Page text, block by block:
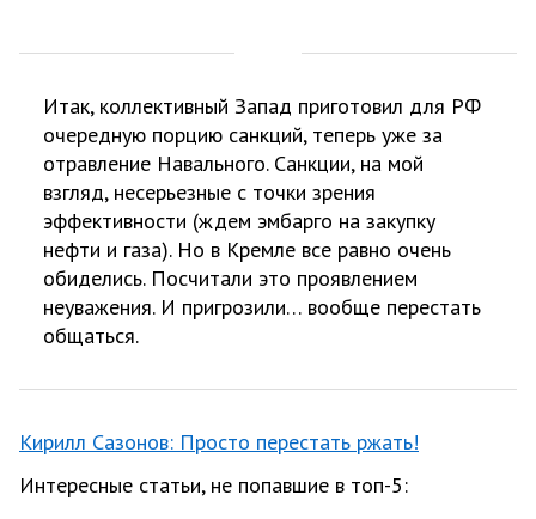
Итак, коллективный Запад приготовил для РФ
очередную порцию санкций, теперь уже за
отравление Навального. Санкции, на мой
взгляд, несерьезные с точки зрения
эффективности (ждем эмбарго на закупку
нефти и газа). Но в Кремле все равно очень
обиделись. Посчитали это проявлением
неуважения. И пригрозили… вообще перестать
общаться.
Кирилл Сазонов: Просто перестать ржать!
Интересные статьи, не попавшие в топ-5: